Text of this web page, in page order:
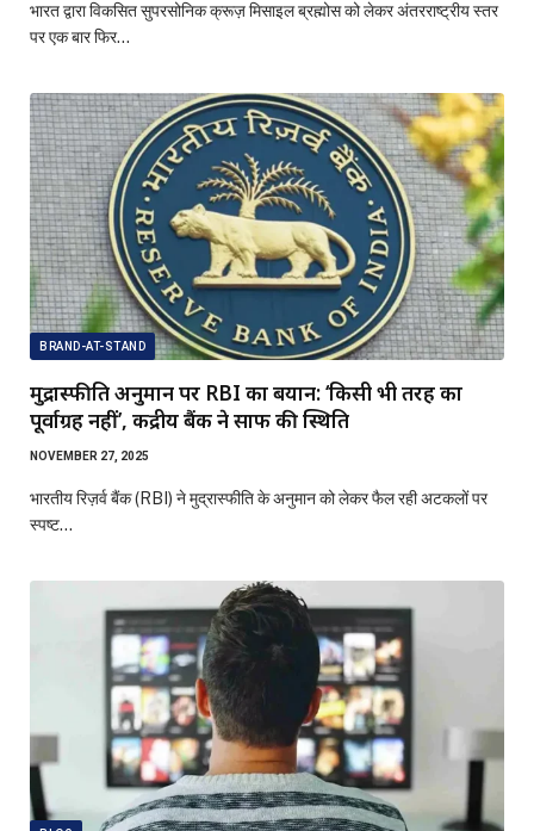
भारत द्वारा विकसित सुपरसोनिक क्रूज़ मिसाइल ब्रह्मोस को लेकर अंतरराष्ट्रीय स्तर
पर एक बार फिर…
BRAND-AT-STAND
मुद्रास्फीति अनुमान पर RBI का बयान: ‘किसी भी तरह का
पूर्वाग्रह नहीं’, केंद्रीय बैंक ने साफ की स्थिति
NOVEMBER 27, 2025
भारतीय रिज़र्व बैंक (RBI) ने मुद्रास्फीति के अनुमान को लेकर फैल रही अटकलों पर
स्पष्ट…